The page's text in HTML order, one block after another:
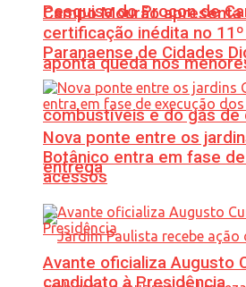
Pesquisa do Procon de
aponta queda nos
combustíveis e do gás de
entrega
Campo Mourão
certificação inédita no
Paranaense de Cidades
Nova ponte entre os
Botânico entra em fase
acessos
Avante oficializa Augusto
candidato à Presidência